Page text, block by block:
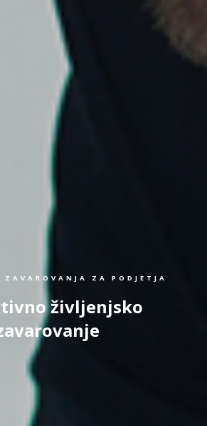
ZAVAROVANJA ZA PODJETJA
življenjsko